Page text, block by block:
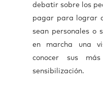
debatir sobre los
pagar para lograr
sean personales o
en marcha una
conocer sus
sensibilización.